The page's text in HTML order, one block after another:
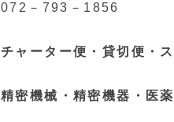
072－793－1856
チャーター便・貸切便・
精密機械・精密機器・医